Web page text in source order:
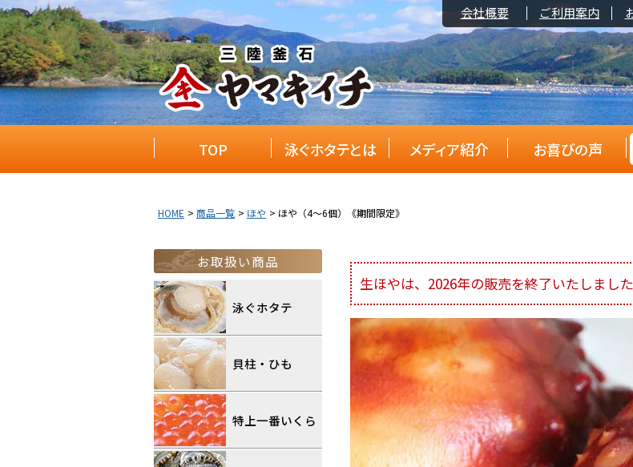
会社概要 ご利用案内
TOP 泳ぐホタテとは メディア紹介 お喜びの声
HOME 商品一覧 ほや ほや（4～6個）《期間限定》
生ほやは、2026年の販売を終了いたしました
お取扱い商品
泳ぐホタテ
貝柱・ひも
特上一番いくら